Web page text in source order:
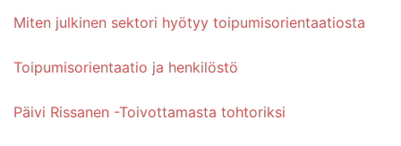
Miten julkinen sektori hyötyy toipumisorientaatiosta
Toipumisorientaatio ja henkilöstö
Päivi Rissanen -Toivottamasta tohtoriksi